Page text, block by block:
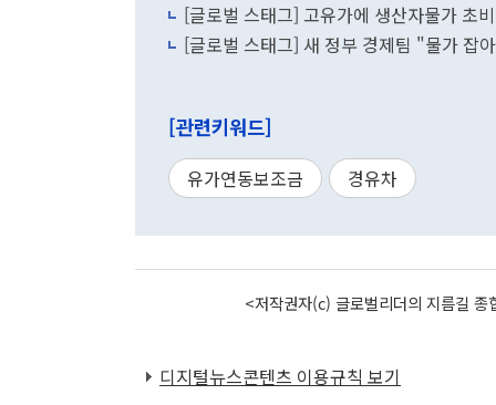
[글로벌 스태그] 고유가에 생산자물가 초
[글로벌 스태그] 새 정부 경제팀 "물가 잡
[관련키워드]
유가연동보조금 경유차
<저작권자(c) 글로벌리더의 지름길
디지털뉴스콘텐츠 이용규칙 보기